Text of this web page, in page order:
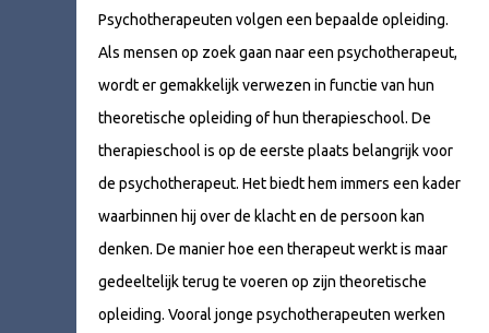
Psychotherapeuten volgen een bepaalde opleiding.
Als mensen op zoek gaan naar een psychotherapeut,
wordt er gemakkelijk verwezen in functie van hun
theoretische opleiding of hun therapieschool. De
therapieschool is op de eerste plaats belangrijk voor
de psychotherapeut. Het biedt hem immers een kader
waarbinnen hij over de klacht en de persoon kan
denken. De manier hoe een therapeut werkt is maar
gedeeltelijk terug te voeren op zijn theoretische
opleiding. Vooral jonge psychotherapeuten werken